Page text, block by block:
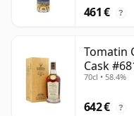
461 € ?
Tomatin
Cask
70cl • 58.4%
642 € ?